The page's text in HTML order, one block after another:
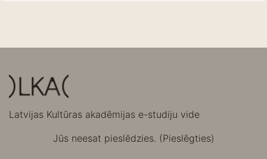
Latvijas Kultūras akadēmijas e-studiju vide
Jūs neesat pieslēdzies. (Pieslēgties)